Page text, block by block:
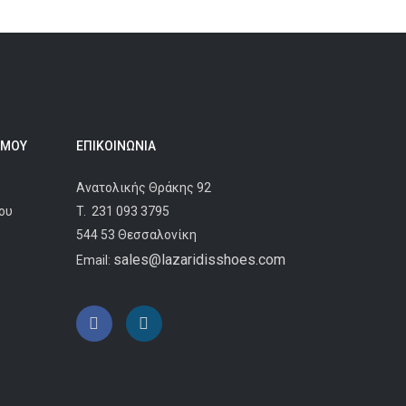
ΜΟΥ ΕΠΙΚΟΙΝΩΝΊΑ
Ανατολικής Θράκης 92
T. 231 093 3795
544 53 Θεσσαλονίκη
Email: sales@lazaridisshoes.com